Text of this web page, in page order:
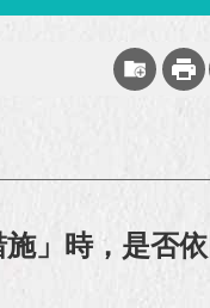
」時，是否